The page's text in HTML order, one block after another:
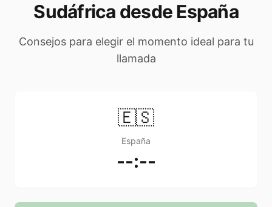
Sudáfrica desde España
Consejos para elegir el momento ideal para tu
llamada
🇪🇸
España
--:--